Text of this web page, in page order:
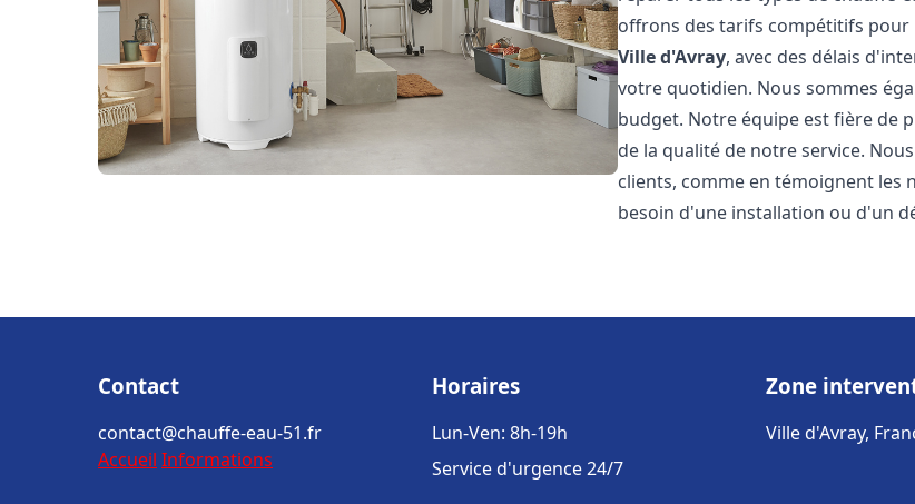
offrons des tarifs compétitifs pour
Ville d'Avray, avec des délais
votre quotidien. Nous sommes
budget. Notre équipe est fière de
de la qualité de notre service.
clients, comme en témoignent les
besoin d'une installation ou d'un
Contact
contact@chauffe-eau-51.fr
Accueil Informations
Horaires
Lun-Ven: 8h-19h
Service d'urgence 24/7
Zone
Ville d'Avray,